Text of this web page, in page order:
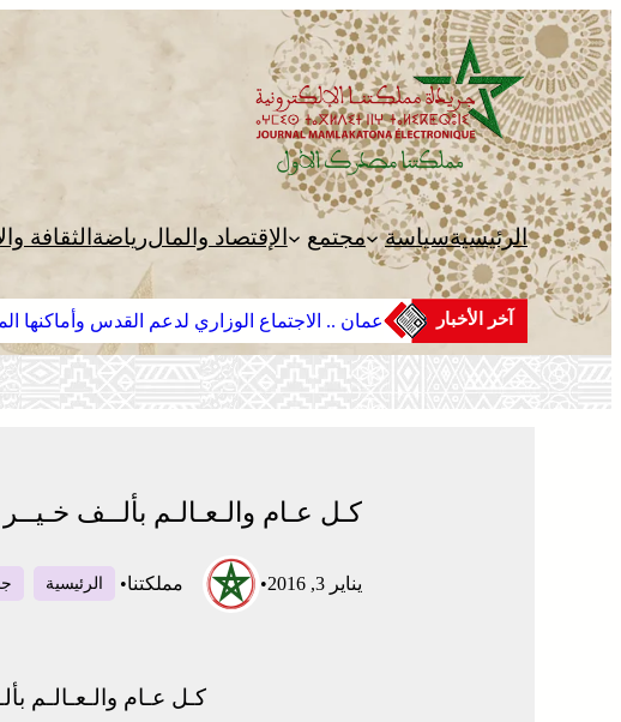
تخطى
إلى
المحتوى
الرئيسيةسياسة مجتمع الإقتصاد والمالرياضة الثقافة
آخر الأخبار عمان .. الاجتماع الوزاري لدعم القدس وأماكنها
كـل عـام والـعـالـم بألــف خـيــر
يناير 3, 2016 • مملكتنا• الرئيسية
كـل عـام والـعـالـم